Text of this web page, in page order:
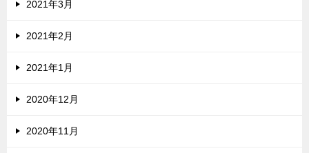
2021年3月
2021年2月
2021年1月
2020年12月
2020年11月